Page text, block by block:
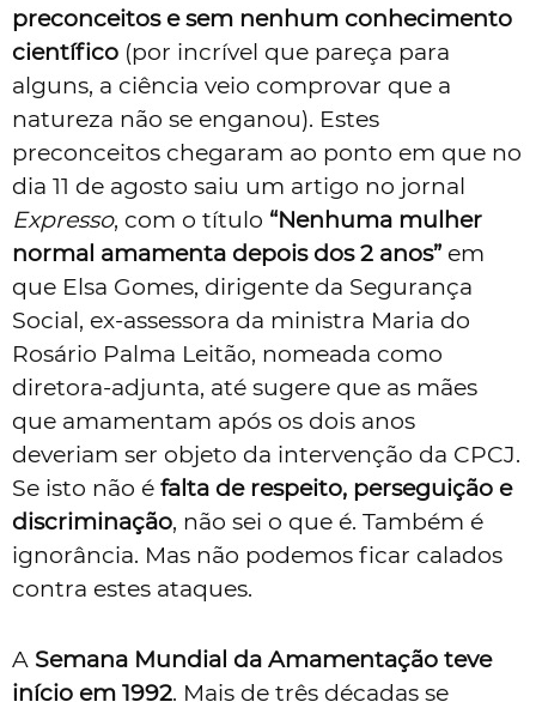
preconceitos e sem nenhum conhecimento
científico (por incrível que pareça para
alguns, a ciência veio comprovar que a
natureza não se enganou). Estes
preconceitos chegaram ao ponto em que no
dia 11 de agosto saiu um artigo no jornal
Expresso, com o título “Nenhuma mulher
normal amamenta depois dos 2 anos” em
que Elsa Gomes, dirigente da Segurança
Social, ex-assessora da ministra Maria do
Rosário Palma Leitão, nomeada como
diretora-adjunta, até sugere que as mães
que amamentam após os dois anos
deveriam ser objeto da intervenção da CPCJ.
Se isto não é falta de respeito, perseguição e
discriminação, não sei o que é. Também é
ignorância. Mas não podemos ficar calados
contra estes ataques.
A Semana Mundial da Amamentação teve
início em 1992. Mais de três décadas se